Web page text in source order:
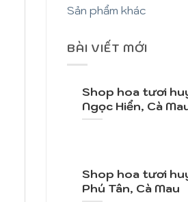
Sản phẩm khác
BÀI VIẾT MỚI
Shop hoa tươi
Ngọc Hiển, Cà
Shop hoa tươi
Phú Tân, Cà Mau